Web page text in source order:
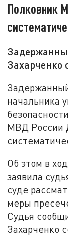
Полковник
Захарченко
начальника
МВД России
Об этом в
заявила
суде
меры
Судья
Захарченко